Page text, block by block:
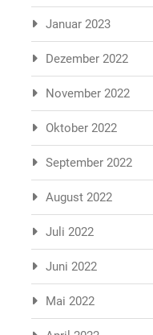
Januar 2023
Dezember 2022
November 2022
Oktober 2022
September 2022
August 2022
Juli 2022
Juni 2022
Mai 2022